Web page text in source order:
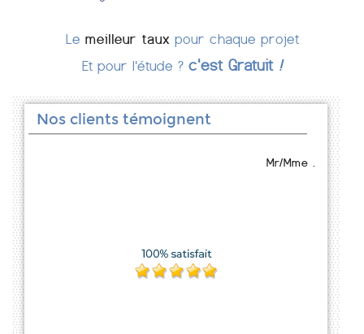
Le meilleur taux pour chaque projet
Et pour l'étude ? c'est Gratuit !
Nos clients témoignent
Mr/Mme .